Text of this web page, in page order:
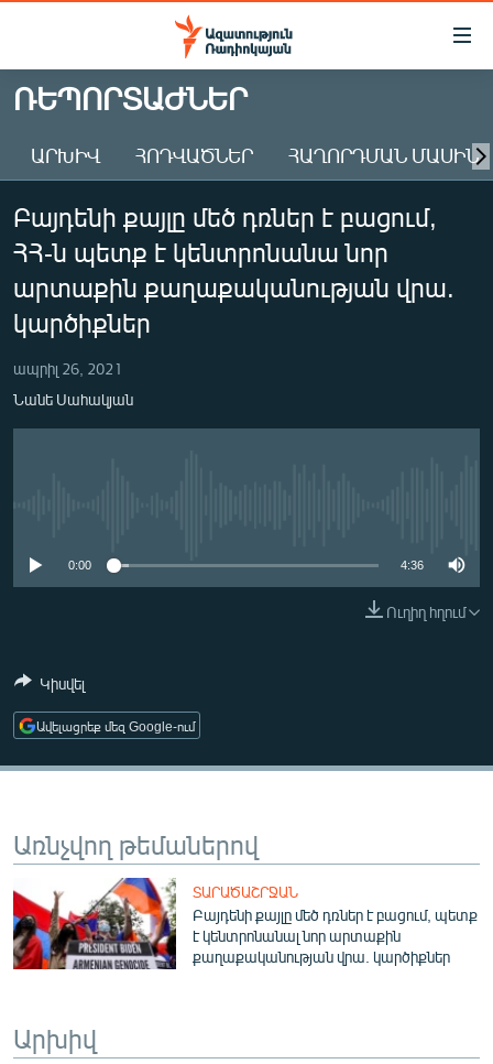
Մատչելիության
Անցնել
հիմնական
Անցնել
հիմնական
մենյուին
Որոնում
ԱԶԱՏՈՒԹՅՈՒՆ TV
ՀԱՅԱՍՏԱՆ
ԸՆՏՐՈՒԹՅՈՒՆՆԵՐ 2026
ԻՐԱՎՈՒՆՔ
ՀԱՍԱՐԱԿՈՒԹՅՈՒՆ
ՂԱՐԱԲԱՂ
ՊԱՏԵՐԱԶՄԻ 6 ՇԱԲԱԹՆԵՐԸ
ՍՊՈՐՏ
ՏՏ ԵՒ ԻՆՏԵՐՆԵՏ
ԿՈՐՈՆԱՎԻՐՈՒՍ
ՁԳՏԵԼՈՎ ԼԱՎԱԳՈՒՅՆԻՆ
ՓՈԴՔԱՍԹ
Հայերեն
Русский
ՌԵՊՈՐՏԱԺՆԵՐ
ԱՐԽԻՎ ՀՈԴՎԱԾՆԵՐ ՀԱՂՈՐԴՄԱՆ ՄԱՍԻՆ
Բայդենի քայլը մեծ դռներ է բացում,
ՀՀ-ն պետք է կենտրոնանա նոր
արտաքին քաղաքականության վրա.
կարծիքներ
ապրիլ 26, 2021
Նանե Սահակյան
0:00 4:36
Ուղիղ հղում
Կիսվել
Ավելացրեք մեզ Google-ում
Առնչվող թեմաներով
ՏԱՐԱԾԱՇՐՋԱՆ
Բայդենի քայլը մեծ դռներ է բացում, պետք
է կենտրոնանալ նոր արտաքին
քաղաքականության վրա. կարծիքներ
Արխիվ